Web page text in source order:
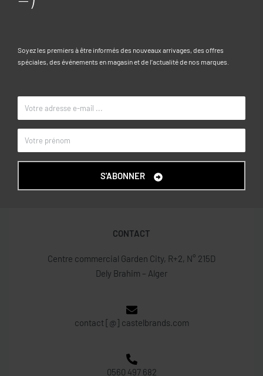
Composition:
Caractéristiques
COULEUR Beige
MARQUE OVS KIDS
CONTACT
Centre commercial Garden City, R+2, N° 215D
Dely Brahim – Alger
contact [@] castelbrands.com
0560 497 682
Soyez les premiers à être informés des nouveaux arrivages, des offres
spéciales, des événements en magasin et de l’actualité de nos marques.
S'ABONNER